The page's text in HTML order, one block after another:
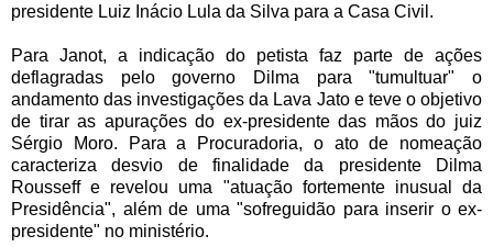
presidente Luiz Inácio Lula da Silva para a Casa Civil.
Para Janot, a indicação do petista faz parte de ações
deflagradas pelo governo Dilma para "tumultuar" o
andamento das investigações da Lava Jato e teve o objetivo
de tirar as apurações do ex-presidente das mãos do juiz
Sérgio Moro. Para a Procuradoria, o ato de nomeação
caracteriza desvio de finalidade da presidente Dilma
Rousseff e revelou uma "atuação fortemente inusual da
Presidência", além de uma "sofreguidão para inserir o ex-
presidente" no ministério.